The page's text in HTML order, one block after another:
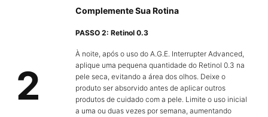
2
Complemente Sua Rotina
PASSO 2: Retinol 0.3
À noite, após o uso do A.G.E. Interrupter Advanced,
aplique uma pequena quantidade do Retinol 0.3 na
pele seca, evitando a área dos olhos. Deixe o
produto ser absorvido antes de aplicar outros
produtos de cuidado com a pele. Limite o uso inicial
a uma ou duas vezes por semana, aumentando